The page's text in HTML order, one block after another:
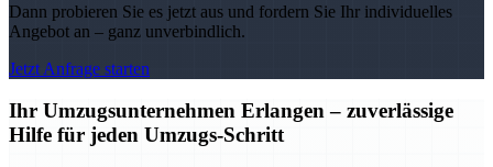
Dann probieren Sie es jetzt aus und fordern Sie Ihr individuelles
Angebot an – ganz unverbindlich.
Jetzt Anfrage starten
Ihr Umzugsunternehmen Erlangen – zuverlässige
Hilfe für jeden Umzugs-Schritt